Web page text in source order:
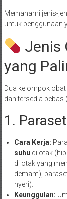
Memahami jenis-
untuk penggunaan
Jenis
yang
Dua kelompok
dan tersedia bebas
1.
Cara Kerja:
suhu di otak
di otak yang
demam),
nyeri).
Keunggulan: